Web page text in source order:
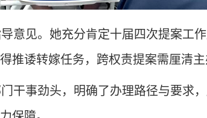
意见。她充分肯定十届四次提案工
推诿转嫁任务，跨权责提案需厘清
干事劲头，明确了办理路径与要求